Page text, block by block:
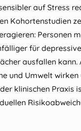
auf Stress
Kohortenstudien
Personen
für
ausfallen
und Umwelt
klinischen Praxis